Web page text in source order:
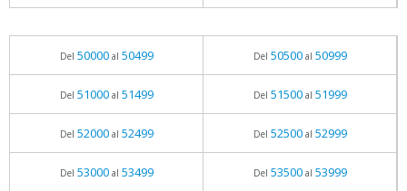
Del 50000al 50499 Del 50500al 50999
Del 51000al 51499 Del 51500al 51999
Del 52000al 52499 Del 52500al 52999
Del 53000al 53499 Del 53500al 53999